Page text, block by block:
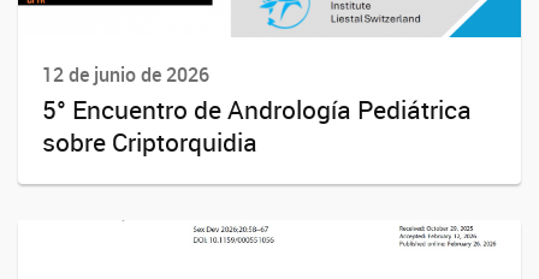
12 de junio de 2026
5° Encuentro de Andrología Pediátrica
sobre Criptorquidia